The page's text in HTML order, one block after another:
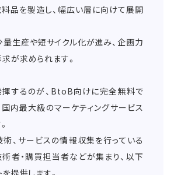
品を製造し、幅広い層に向けて展開
生産や短サイクル化が進み、企画力
が求められます。
揮するのが、BtoB向けに完全無料で
国内最大級のマーケティングサービス
、サービスの情報収集を行っている
者・購買担当者などが集まり、以下